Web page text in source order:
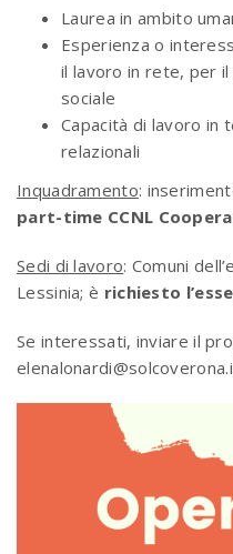
Laurea in ambito
Esperienza o
il lavoro in rete, per
sociale
Capacità di lavoro in
relazionali
Inquadramento:
part-time CCNL
Sedi di lavoro: Comuni
Lessinia; è richiesto
Se interessati, inviare il